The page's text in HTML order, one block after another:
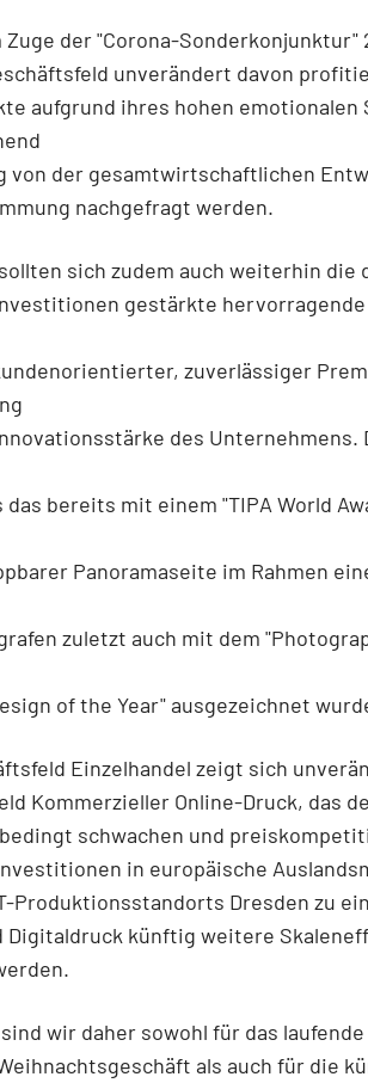
der "Corona-
unverändert davon
aufgrund ihres hohen emotionalen
von der gesamtwirtschaftlichen
nachgefragt werden.
sich zudem auch weiterhin die
gestärkte
zuverlässiger
des Unternehmens.
das bereits mit einem "TIPA World
Panoramaseite im Rahmen
zuletzt auch mit dem
of the Year" ausgezeichnet
Einzelhandel zeigt sich
Kommerzieller Online-Druck, das
schwachen und
in europäische
Produktionsstandorts Dresden zu
Digitaldruck künftig weitere
wir daher sowohl für das
als auch für die